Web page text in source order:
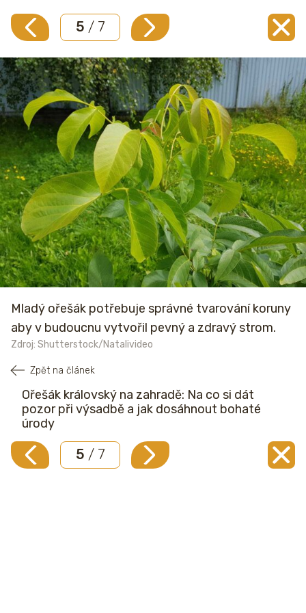
5 / 7
Mladý ořešák potřebuje správné tvarování koruny
aby v budoucnu vytvořil pevný a zdravý strom.
Zdroj: Shutterstock/Natalivideo
Zpět na článek
Ořešák královský na zahradě: Na co si dát
pozor při výsadbě a jak dosáhnout bohaté
úrody
5 / 7